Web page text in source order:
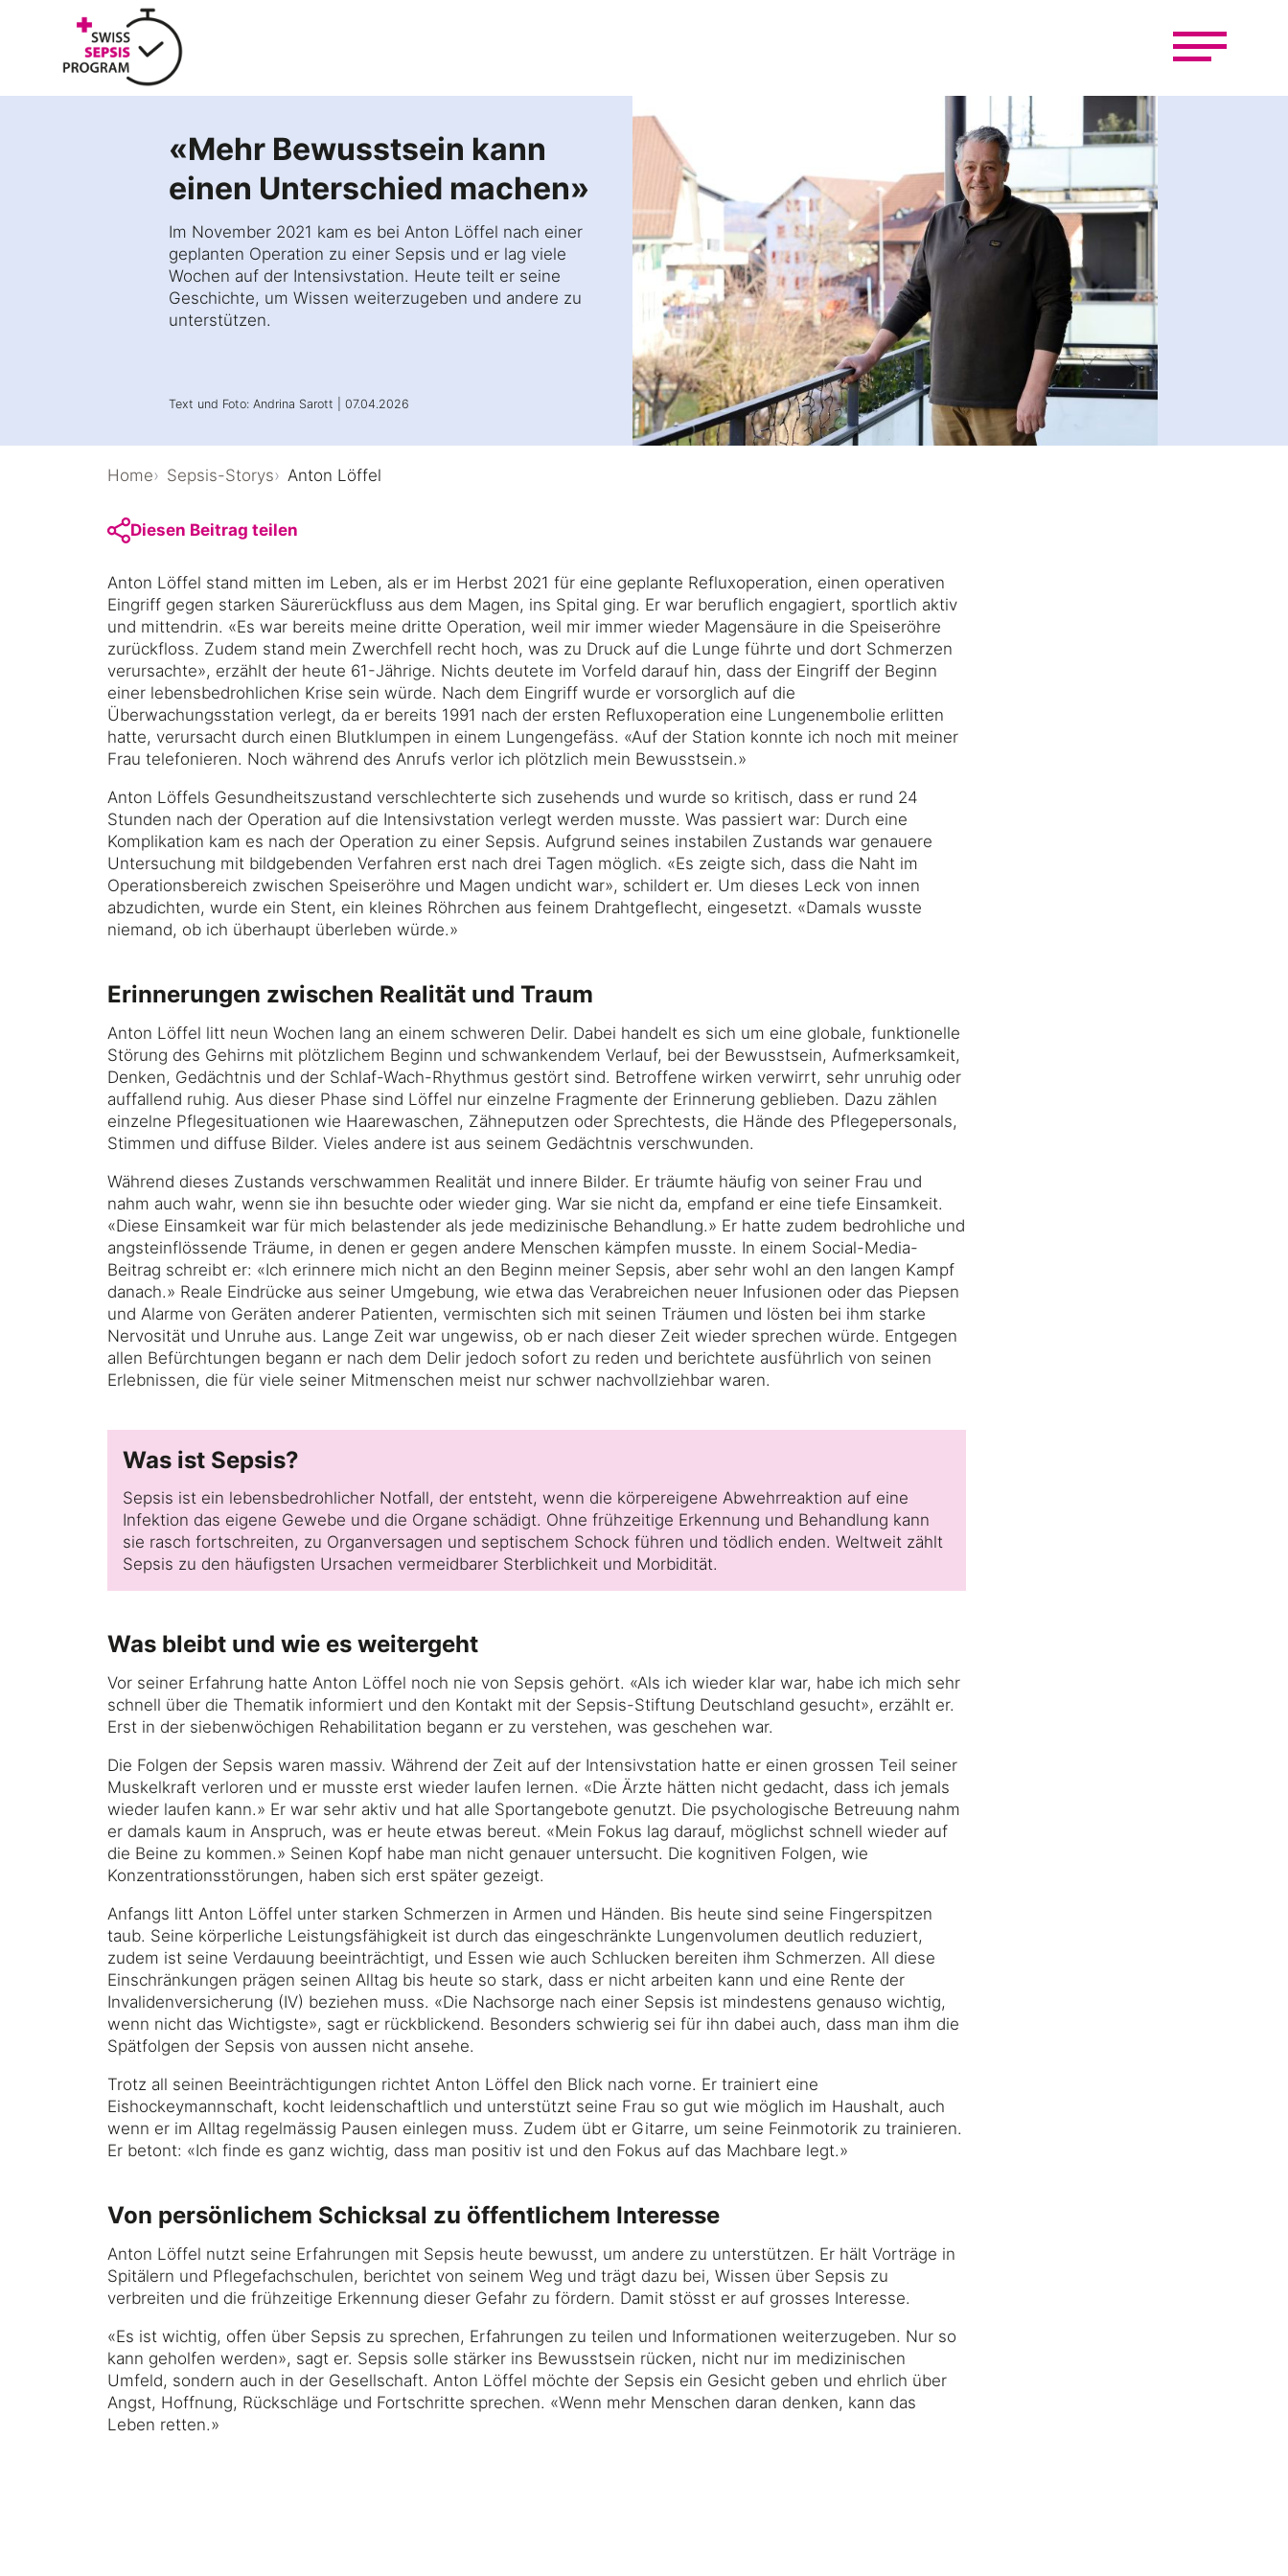
n
Auf einen Blick
Sich informieren und helfen
Lernen und behandeln
Über uns
«Mehr Bewusstsein kann
einen Unterschied machen»
Im November 2021 kam es bei Anton Löffel nach einer
geplanten Operation zu einer Sepsis und er lag viele
Wochen auf der Intensivstation. Heute teilt er seine
Geschichte, um Wissen weiterzugeben und andere zu
unterstützen.
Text und Foto: Andrina Sarott | 07.04.2026
Home Sepsis-Storys Anton Löffel
Diesen Beitrag teilen
Anton Löffel stand mitten im Leben, als er im Herbst 2021 für eine geplante Refluxoperation, einen operativen
Eingriff gegen starken Säurerückfluss aus dem Magen, ins Spital ging. Er war beruflich engagiert, sportlich aktiv
und mittendrin. «Es war bereits meine dritte Operation, weil mir immer wieder Magensäure in die Speiseröhre
zurückfloss. Zudem stand mein Zwerchfell recht hoch, was zu Druck auf die Lunge führte und dort Schmerzen
verursachte», erzählt der heute 61-Jährige. Nichts deutete im Vorfeld darauf hin, dass der Eingriff der Beginn
einer lebensbedrohlichen Krise sein würde. Nach dem Eingriff wurde er vorsorglich auf die
Überwachungsstation verlegt, da er bereits 1991 nach der ersten Refluxoperation eine Lungenembolie erlitten
hatte, verursacht durch einen Blutklumpen in einem Lungengefäss. «Auf der Station konnte ich noch mit meiner
Frau telefonieren. Noch während des Anrufs verlor ich plötzlich mein Bewusstsein.»
Anton Löffels Gesundheitszustand verschlechterte sich zusehends und wurde so kritisch, dass er rund 24
Stunden nach der Operation auf die Intensivstation verlegt werden musste. Was passiert war: Durch eine
Komplikation kam es nach der Operation zu einer Sepsis. Aufgrund seines instabilen Zustands war genauere
Untersuchung mit bildgebenden Verfahren erst nach drei Tagen möglich. «Es zeigte sich, dass die Naht im
Operationsbereich zwischen Speiseröhre und Magen undicht war», schildert er. Um dieses Leck von innen
abzudichten, wurde ein Stent, ein kleines Röhrchen aus feinem Drahtgeflecht, eingesetzt. «Damals wusste
niemand, ob ich überhaupt überleben würde.»
Erinnerungen zwischen Realität und Traum
Anton Löffel litt neun Wochen lang an einem schweren Delir. Dabei handelt es sich um eine globale, funktionelle
Störung des Gehirns mit plötzlichem Beginn und schwankendem Verlauf, bei der Bewusstsein, Aufmerksamkeit,
Denken, Gedächtnis und der Schlaf-Wach-Rhythmus gestört sind. Betroffene wirken verwirrt, sehr unruhig oder
auffallend ruhig. Aus dieser Phase sind Löffel nur einzelne Fragmente der Erinnerung geblieben. Dazu zählen
einzelne Pflegesituationen wie Haarewaschen, Zähneputzen oder Sprechtests, die Hände des Pflegepersonals,
Stimmen und diffuse Bilder. Vieles andere ist aus seinem Gedächtnis verschwunden.
Während dieses Zustands verschwammen Realität und innere Bilder. Er träumte häufig von seiner Frau und
nahm auch wahr, wenn sie ihn besuchte oder wieder ging. War sie nicht da, empfand er eine tiefe Einsamkeit.
«Diese Einsamkeit war für mich belastender als jede medizinische Behandlung.» Er hatte zudem bedrohliche und
angsteinflössende Träume, in denen er gegen andere Menschen kämpfen musste. In einem Social-Media-
Beitrag schreibt er: «Ich erinnere mich nicht an den Beginn meiner Sepsis, aber sehr wohl an den langen Kampf
danach.» Reale Eindrücke aus seiner Umgebung, wie etwa das Verabreichen neuer Infusionen oder das Piepsen
und Alarme von Geräten anderer Patienten, vermischten sich mit seinen Träumen und lösten bei ihm starke
Nervosität und Unruhe aus. Lange Zeit war ungewiss, ob er nach dieser Zeit wieder sprechen würde. Entgegen
allen Befürchtungen begann er nach dem Delir jedoch sofort zu reden und berichtete ausführlich von seinen
Erlebnissen, die für viele seiner Mitmenschen meist nur schwer nachvollziehbar waren.
Was ist Sepsis?
Sepsis ist ein lebensbedrohlicher Notfall, der entsteht, wenn die körpereigene Abwehrreaktion auf eine
Infektion das eigene Gewebe und die Organe schädigt. Ohne frühzeitige Erkennung und Behandlung kann
sie rasch fortschreiten, zu Organversagen und septischem Schock führen und tödlich enden. Weltweit zählt
Sepsis zu den häufigsten Ursachen vermeidbarer Sterblichkeit und Morbidität.
Was bleibt und wie es weitergeht
Vor seiner Erfahrung hatte Anton Löffel noch nie von Sepsis gehört. «Als ich wieder klar war, habe ich mich sehr
schnell über die Thematik informiert und den Kontakt mit der Sepsis-Stiftung Deutschland gesucht», erzählt er.
Erst in der siebenwöchigen Rehabilitation begann er zu verstehen, was geschehen war.
Die Folgen der Sepsis waren massiv. Während der Zeit auf der Intensivstation hatte er einen grossen Teil seiner
Muskelkraft verloren und er musste erst wieder laufen lernen. «Die Ärzte hätten nicht gedacht, dass ich jemals
wieder laufen kann.» Er war sehr aktiv und hat alle Sportangebote genutzt. Die psychologische Betreuung nahm
er damals kaum in Anspruch, was er heute etwas bereut. «Mein Fokus lag darauf, möglichst schnell wieder auf
die Beine zu kommen.» Seinen Kopf habe man nicht genauer untersucht. Die kognitiven Folgen, wie
Konzentrationsstörungen, haben sich erst später gezeigt.
Anfangs litt Anton Löffel unter starken Schmerzen in Armen und Händen. Bis heute sind seine Fingerspitzen
taub. Seine körperliche Leistungsfähigkeit ist durch das eingeschränkte Lungenvolumen deutlich reduziert,
zudem ist seine Verdauung beeinträchtigt, und Essen wie auch Schlucken bereiten ihm Schmerzen. All diese
Einschränkungen prägen seinen Alltag bis heute so stark, dass er nicht arbeiten kann und eine Rente der
Invalidenversicherung (IV) beziehen muss. «Die Nachsorge nach einer Sepsis ist mindestens genauso wichtig,
wenn nicht das Wichtigste», sagt er rückblickend. Besonders schwierig sei für ihn dabei auch, dass man ihm die
Spätfolgen der Sepsis von aussen nicht ansehe.
Trotz all seinen Beeinträchtigungen richtet Anton Löffel den Blick nach vorne. Er trainiert eine
Eishockeymannschaft, kocht leidenschaftlich und unterstützt seine Frau so gut wie möglich im Haushalt, auch
wenn er im Alltag regelmässig Pausen einlegen muss. Zudem übt er Gitarre, um seine Feinmotorik zu trainieren.
Er betont: «Ich finde es ganz wichtig, dass man positiv ist und den Fokus auf das Machbare legt.»
Von persönlichem Schicksal zu öffentlichem Interesse
Anton Löffel nutzt seine Erfahrungen mit Sepsis heute bewusst, um andere zu unterstützen. Er hält Vorträge in
Spitälern und Pflegefachschulen, berichtet von seinem Weg und trägt dazu bei, Wissen über Sepsis zu
verbreiten und die frühzeitige Erkennung dieser Gefahr zu fördern. Damit stösst er auf grosses Interesse.
«Es ist wichtig, offen über Sepsis zu sprechen, Erfahrungen zu teilen und Informationen weiterzugeben. Nur so
kann geholfen werden», sagt er. Sepsis solle stärker ins Bewusstsein rücken, nicht nur im medizinischen
Umfeld, sondern auch in der Gesellschaft. Anton Löffel möchte der Sepsis ein Gesicht geben und ehrlich über
Angst, Hoffnung, Rückschläge und Fortschritte sprechen. «Wenn mehr Menschen daran denken, kann das
Leben retten.»